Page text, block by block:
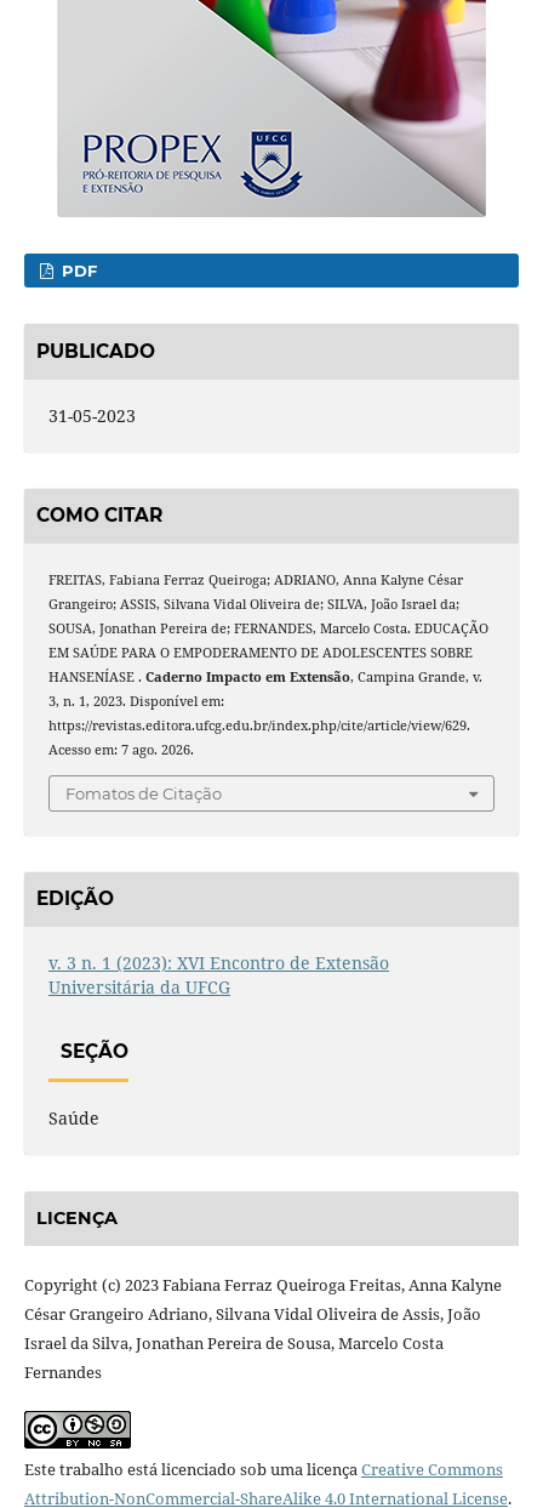
PDF
PUBLICADO
31-05-2023
COMO CITAR
FREITAS, Fabiana Ferraz Queiroga; ADRIANO, Anna Kalyne César
Grangeiro; ASSIS, Silvana Vidal Oliveira de; SILVA, João Israel da;
SOUSA, Jonathan Pereira de; FERNANDES, Marcelo Costa. EDUCAÇÃO
EM SAÚDE PARA O EMPODERAMENTO DE ADOLESCENTES SOBRE
HANSENÍASE . Caderno Impacto em Extensão, Campina Grande, v.
3, n. 1, 2023. Disponível em:
https://revistas.editora.ufcg.edu.br/index.php/cite/article/view/629.
Acesso em: 7 ago. 2026.
Fomatos de Citação
EDIÇÃO
v. 3 n. 1 (2023): XVI Encontro de Extensão
Universitária da UFCG
SEÇÃO
Saúde
LICENÇA
Copyright (c) 2023 Fabiana Ferraz Queiroga Freitas, Anna Kalyne
César Grangeiro Adriano, Silvana Vidal Oliveira de Assis, João
Israel da Silva, Jonathan Pereira de Sousa, Marcelo Costa
Fernandes
Este trabalho está licenciado sob uma licençaCreative Commons
Attribution-NonCommercial-ShareAlike 4.0 International License.